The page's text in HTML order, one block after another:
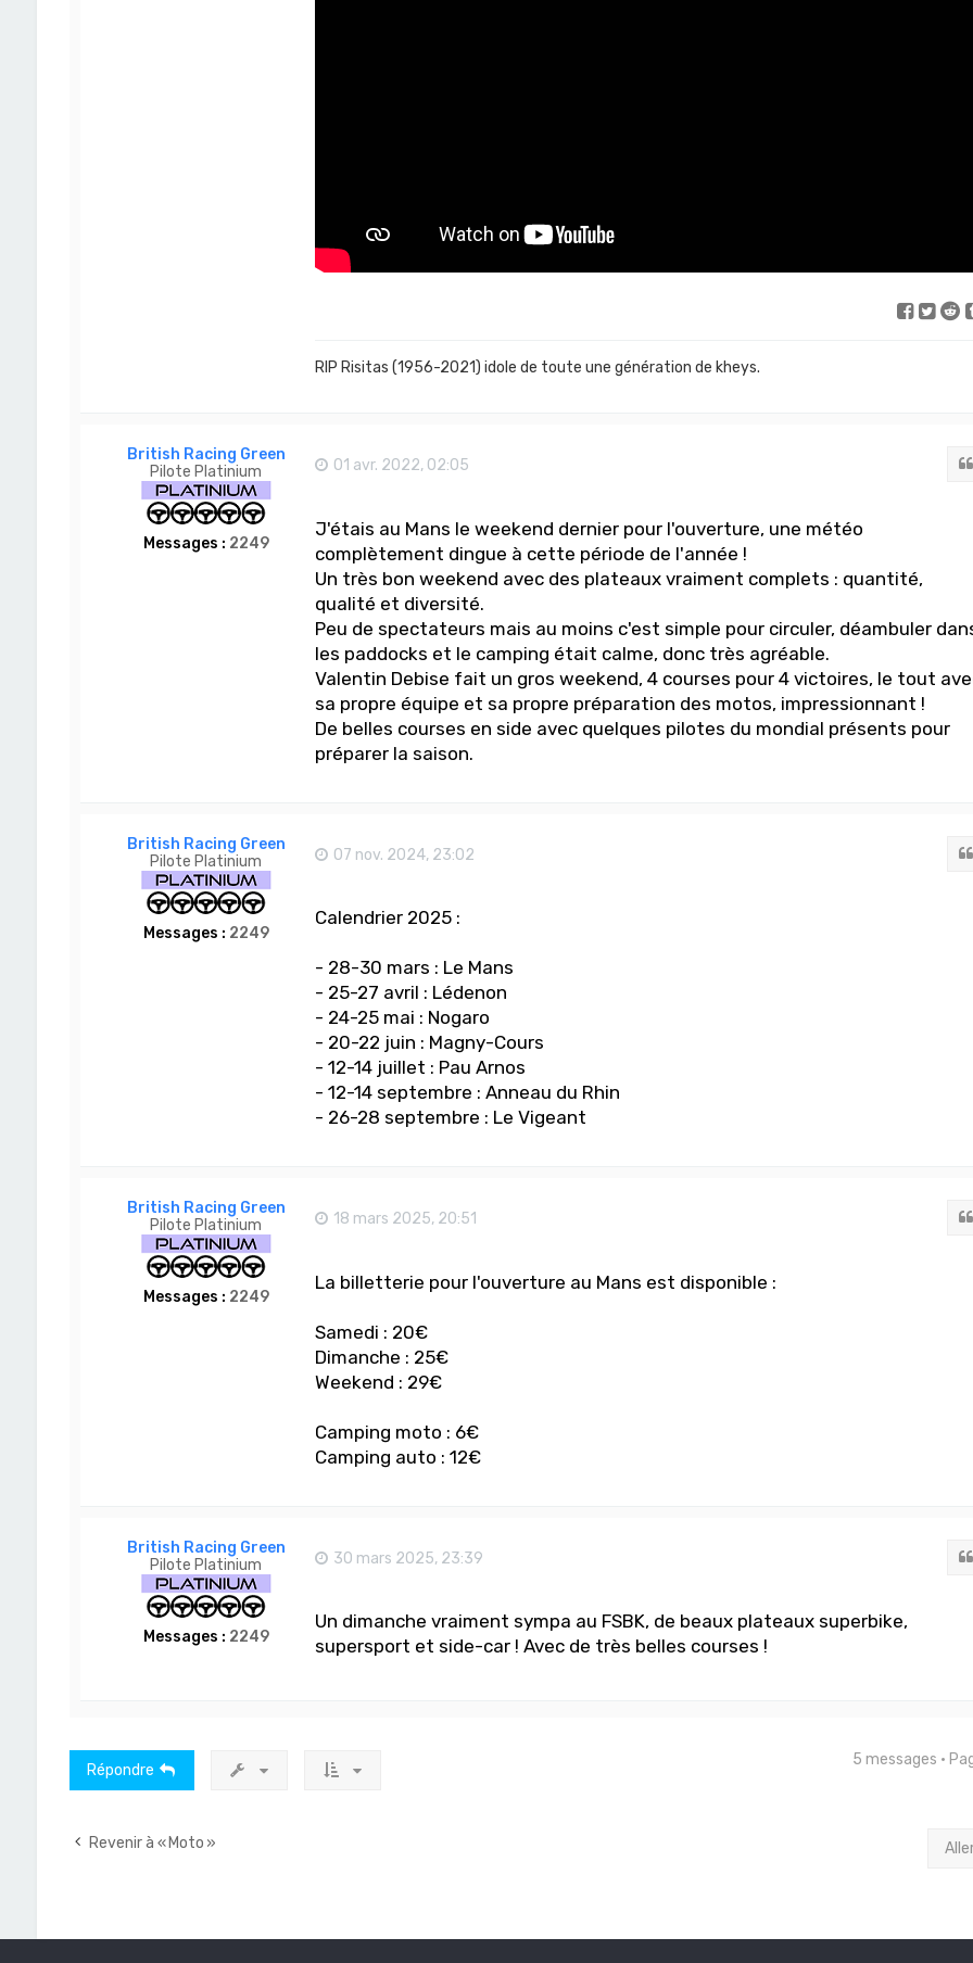
RIP Risitas (1956-2021) idole de toute une génération de kheys.
British Racing Green
Pilote Platinium
Messages : 2249
01 avr. 2022, 02:05
J'étais au Mans le weekend dernier pour l'ouverture, une météo
complètement dingue à cette période de l'année !
Un très bon weekend avec des plateaux vraiment complets : quantité,
qualité et diversité.
Peu de spectateurs mais au moins c'est simple pour circuler, déambuler
les paddocks et le camping était calme, donc très agréable.
Valentin Debise fait un gros weekend, 4 courses pour 4 victoires, le tout
sa propre équipe et sa propre préparation des motos, impressionnant !
De belles courses en side avec quelques pilotes du mondial présents pour
préparer la saison.
British Racing Green
Pilote Platinium
Messages : 2249
07 nov. 2024, 23:02
Calendrier 2025 :
- 28-30 mars : Le Mans
- 25-27 avril : Lédenon
- 24-25 mai : Nogaro
- 20-22 juin : Magny-Cours
- 12-14 juillet : Pau Arnos
- 12-14 septembre : Anneau du Rhin
- 26-28 septembre : Le Vigeant
British Racing Green
Pilote Platinium
Messages : 2249
18 mars 2025, 20:51
La billetterie pour l'ouverture au Mans est disponible :
Samedi : 20€
Dimanche : 25€
Weekend : 29€
Camping moto : 6€
Camping auto : 12€
British Racing Green
Pilote Platinium
Messages : 2249
30 mars 2025, 23:39
Un dimanche vraiment sympa au FSBK, de beaux plateaux superbike,
supersport et side-car ! Avec de très belles courses !
Répondre
5 messages •
Revenir à « Moto »